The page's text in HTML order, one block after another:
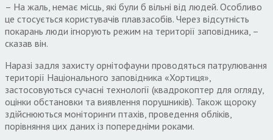
– На жаль, немає місць, які були б вільні від людей. Особливо
це стосується користувачів плавзасобів. Через відсутність
покарань люди ігнорують режим на території заповідника, –
сказав він.
Наразі задля захисту орнітофауни проводяться патрулювання
території Національного заповідника «Хортиця»,
застосовуються сучасні технології (квадрокоптер для огляду,
оцінки обстановки та виявлення порушників). Також щороку
здійснюються моніторинги птахів, проведення обліків,
порівняння цих даних із попередніми роками.